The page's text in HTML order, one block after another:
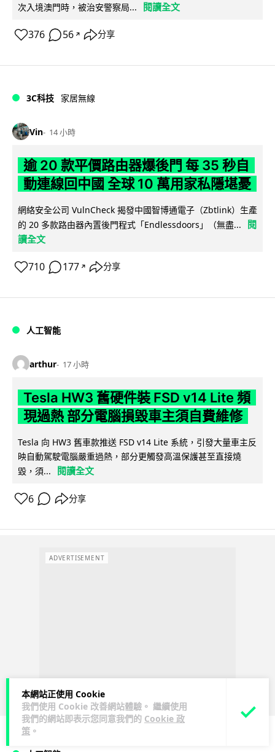
本網站正使用 Cookie
我們使用 Cookie 改善網站體驗。 繼續使用
我們的網站即表示您同意我們的 Cookie 政
策 。
次入境澳門時，被治安警察局...
閱讀全文
376 56 ↗ 分享
3C科技 家居無線
Vin 14 小時
逾 20 款平價路由器爆後門 每 35 秒自
動連線回中國 全球 10 萬用家私隱堪憂
網絡安全公司 VulnCheck 揭發中國智博通電子（Zbtlink）生產
的 20 多款路由器內置後門程式「Endlessdoors」（無盡...
閱
讀全文
710 177 ↗ 分享
人工智能
arthur 17 小時
Tesla HW3 舊硬件裝 FSD v14 Lite 頻
現過熱 部分電腦損毀車主須自費維修
Tesla 向 HW3 舊車款推送 FSD v14 Lite 系統，引發大量車主反
映自動駕駛電腦嚴重過熱，部分更觸發高溫保護甚至直接燒
毀，須...
閱讀全文
6 分享
ADVERTISEMENT